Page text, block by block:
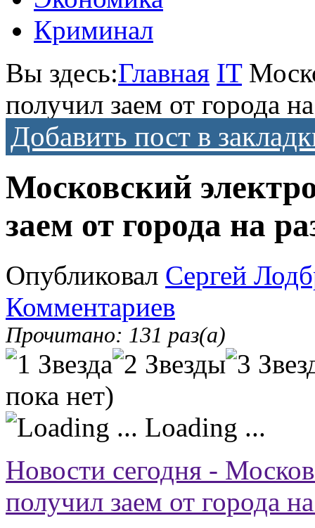
Криминал
Вы здесь:Главная IT
получил заем от города
Добавить пост в
Московский
заем от города на
Опубликовал Сергей
Комментариев
Прочитано: 131 раз(а)
пока нет)
Loading ...
Новости сегодня -
получил заем от города